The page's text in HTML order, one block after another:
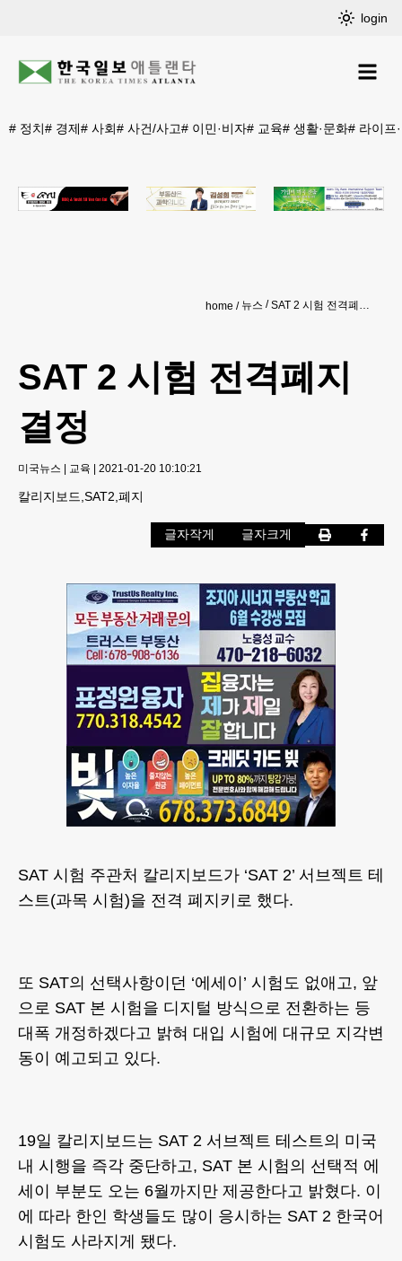
login
# 정치# 경제# 사회# 사건/사고# 이민·비자# 교육# 생활·문화# 라이프
home 뉴스 SAT 2 시험 전격폐지 결정
SAT 2 시험 전격폐지
결정
미국뉴스 | 교육 | 2021-01-20 10:10:21
칼리지보드,SAT2,폐지
글자작게 글자크게
SAT 시험 주관처 칼리지보드가 ‘SAT 2’ 서브젝트 테
스트(과목 시험)을 전격 폐지키로 했다.
또 SAT의 선택사항이던 ‘에세이’ 시험도 없애고, 앞
으로 SAT 본 시험을 디지털 방식으로 전환하는 등
대폭 개정하겠다고 밝혀 대입 시험에 대규모 지각변
동이 예고되고 있다.
19일 칼리지보드는 SAT 2 서브젝트 테스트의 미국
내 시행을 즉각 중단하고, SAT 본 시험의 선택적 에
세이 부분도 오는 6월까지만 제공한다고 밝혔다. 이
에 따라 한인 학생들도 많이 응시하는 SAT 2 한국어
시험도 사라지게 됐다.